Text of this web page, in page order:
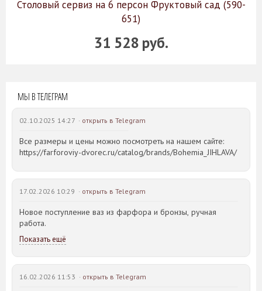
Столовый сервиз на 6 персон Фруктовый сад (590-
651)
31 528 руб.
МЫ В ТЕЛЕГРАМ
02.10.2025 14:27 · открыть в Telegram
Все размеры и цены можно посмотреть на нашем сайте:
https://farforoviy-dvorec.ru/catalog/brands/Bohemia_JIHLAVA/
17.02.2026 10:29 · открыть в Telegram
Новое поступление ваз из фарфора и бронзы, ручная
работа.
Показать ещё
16.02.2026 11:53 · открыть в Telegram